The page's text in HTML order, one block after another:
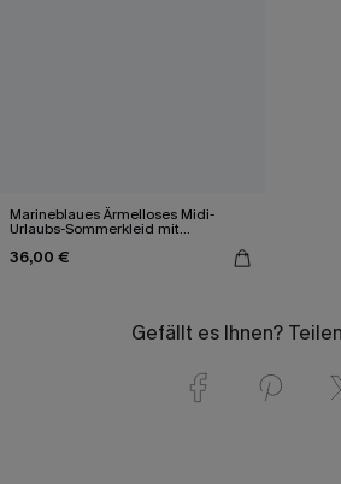
Marineblaues Ärmelloses Midi-
Urlaubs-Sommerkleid mit
36,00 €
Gefällt es Ihnen?